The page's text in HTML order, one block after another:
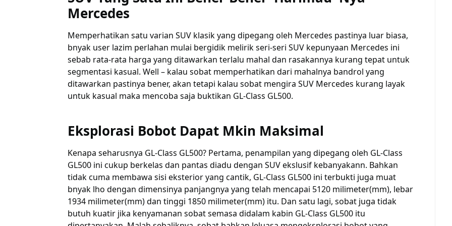
Mercedes
Memperhatikan satu varian SUV klasik yang dipegang oleh Mercedes pastinya luar biasa,
bnyak user lazim perlahan mulai bergidik melirik seri-seri SUV kepunyaan Mercedes ini
sebab rata-rata harga yang ditawarkan terlalu mahal dan rasakannya kurang tepat untuk
segmentasi kasual. Well – kalau sobat memperhatikan dari mahalnya bandrol yang
ditawarkan pastinya bener, akan tetapi kalau sobat mengira SUV Mercedes kurang layak
untuk kasual maka mencoba saja buktikan GL-Class GL500.
Eksplorasi Bobot Dapat Mkin Maksimal
Kenapa seharusnya GL-Class GL500? Pertama, penampilan yang dipegang oleh GL-Class
GL500 ini cukup berkelas dan pantas diadu dengan SUV ekslusif kebanyakann. Bahkan
tidak cuma membawa sisi eksterior yang cantik, GL-Class GL500 ini terbukti juga muat
bnyak lho dengan dimensinya panjangnya yang telah mencapai 5120 milimeter(mm), lebar
1934 milimeter(mm) dan tinggi 1850 milimeter(mm) itu. Dan satu lagi, sobat juga tidak
butuh kuatir jika kenyamanan sobat semasa didalam kabin GL-Class GL500 itu